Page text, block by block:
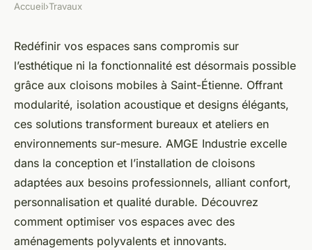
Des cloisons mobiles à Saint-
Etienne pour réinventer vos
espaces
Lyam•14 décembre 2024•5 min de lecture
Accueil›Travaux
Redéfinir vos espaces sans compromis sur
l’esthétique ni la fonctionnalité est désormais possible
grâce aux cloisons mobiles à Saint-Étienne. Offrant
modularité, isolation acoustique et designs élégants,
ces solutions transforment bureaux et ateliers en
environnements sur-mesure. AMGE Industrie excelle
dans la conception et l’installation de cloisons
adaptées aux besoins professionnels, alliant confort,
personnalisation et qualité durable. Découvrez
comment optimiser vos espaces avec des
aménagements polyvalents et innovants.